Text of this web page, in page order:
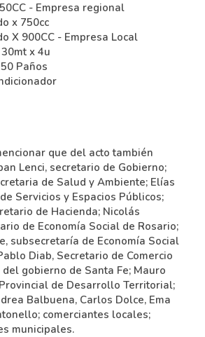
- Empresa regional
x 750cc
X 900CC - Empresa Local
x 4u
Paños
que del acto también
Lenci, secretario de Gobierno;
de Salud y Ambiente; Elías
Servicios y Espacios Públicos;
de Hacienda; Nicolás
de Economía Social de Rosario;
subsecretaría de Economía Social
Diab, Secretario de Comercio
gobierno de Santa Fe; Mauro
de Desarrollo Territorial;
Balbuena, Carlos Dolce, Ema
comerciantes locales;
municipales.